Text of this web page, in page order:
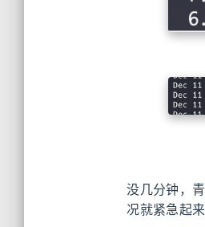
没几分钟，
况就紧急起